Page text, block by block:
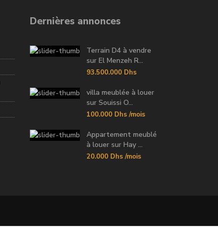
Dernières annonces
Terrain D4 à vendre
sur El Menzeh R...
93.500.000 Dhs
villa meublée à louer
sur Souissi O...
100.000 Dhs /mois
Appartement meublé
à louer sur Hay ...
20.000 Dhs /mois